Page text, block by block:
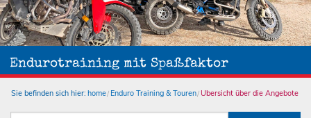
Endurotraining mit Spaßfaktor
Sie befinden sich hier: home Enduro Training & Touren Übersicht über die Angebote